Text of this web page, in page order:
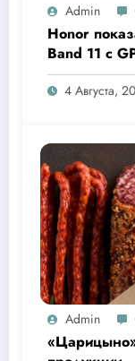
Admin
Honor
Band 11 с
26 дней
4 Августа,
Admin
«Царицыно»